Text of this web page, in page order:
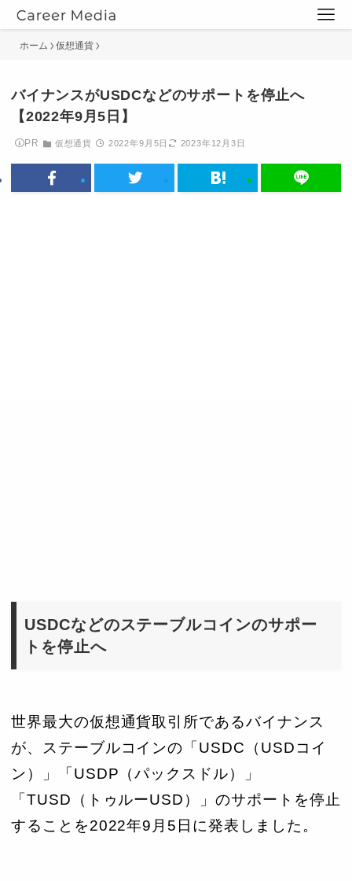
ホーム 仮想通貨
バイナンスがUSDCなどのサポートを停止へ
【2022年9月5日】
PR 仮想通貨 2022年9月5日 2023年12月3日
USDCなどのステーブルコインのサポー
トを停止へ
世界最大の仮想通貨取引所であるバイナンス
が、ステーブルコインの「USDC（USDコイ
ン）」「USDP（パックスドル）」
「TUSD（トゥルーUSD）」のサポートを停止
することを2022年9月5日に発表しました。